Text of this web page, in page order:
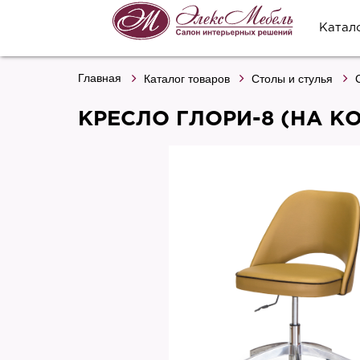
Главная Каталог товаров Столы и стулья
КРЕСЛО ГЛОРИ-8 (НА